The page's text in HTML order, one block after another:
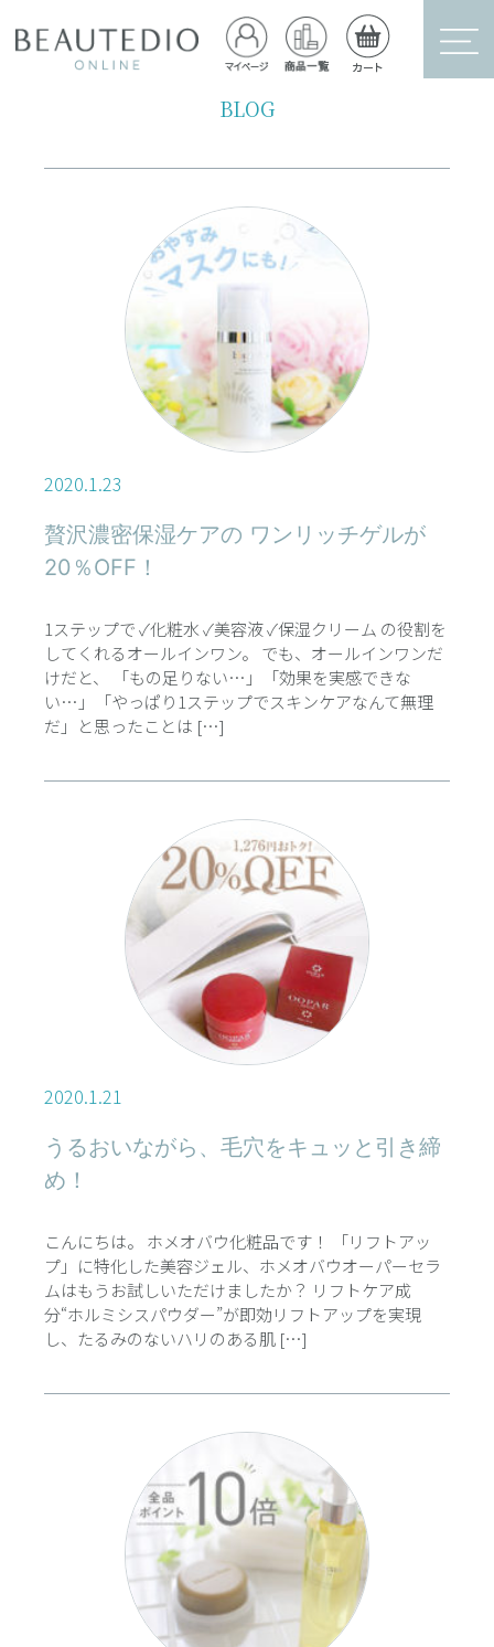
BLOG
2020.1.23
贅沢濃密保湿ケアの ワンリッチゲルが
20％OFF！
1ステップで ✓化粧水 ✓美容液 ✓保湿クリーム の役割を
してくれるオールインワン。 でも、オールインワンだ
けだと、 「もの足りない…」「効果を実感できな
い…」「やっぱり1ステップでスキンケアなんて無理
だ」と思ったことは […]
2020.1.21
うるおいながら、毛穴をキュッと引き締
め！
こんにちは。 ホメオバウ化粧品です！ 「リフトアッ
プ」に特化した美容ジェル、ホメオバウオーパーセラ
ムはもうお試しいただけましたか？ リフトケア成
分“ホルミシスパウダー”が即効リフトアップを実現
し、たるみのないハリのある肌 […]